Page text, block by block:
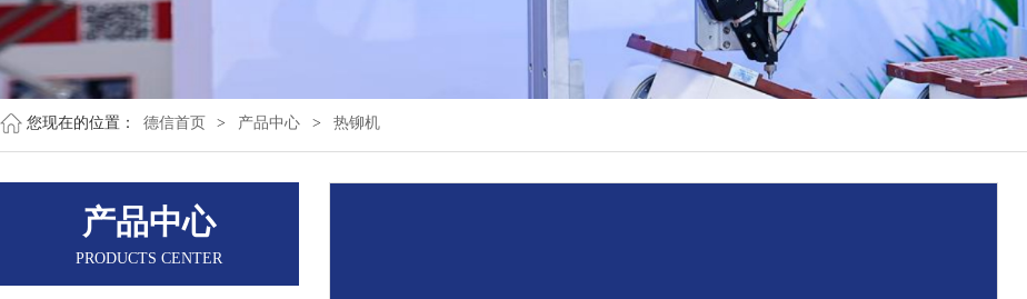
您现在的位置： 德信首页 > 产品中心 > 热铆机
产品中心
PRODUCTS CENTER